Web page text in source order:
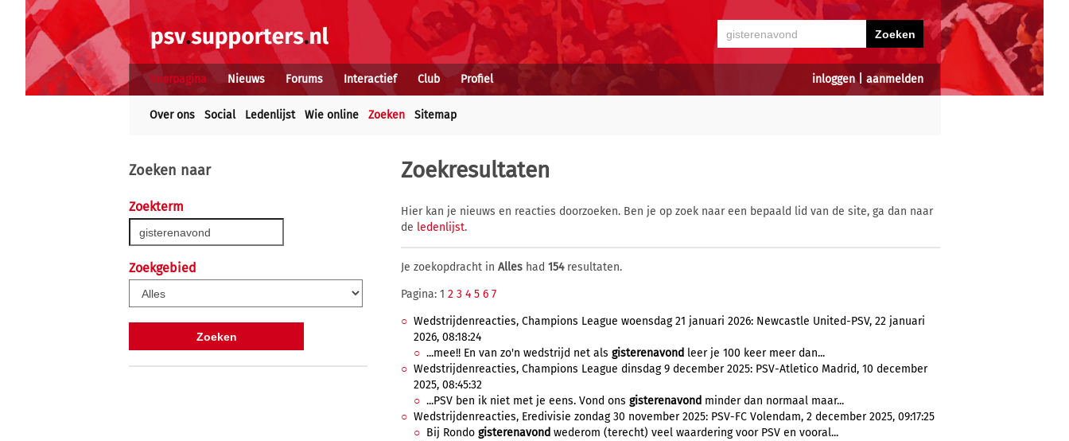
inloggen| aanmelden
Voorpagina Nieuws Forums Interactief Club Profiel
Over ons Social Ledenlijst Wie online Zoeken Sitemap
Zoeken naar
Zoekterm
Zoekgebied
Zoekresultaten
Hier kan je nieuws en reacties doorzoeken. Ben je op zoek naar een bepaald lid van de site, ga dan naar
de ledenlijst.
Je zoekopdracht in Alles had 154resultaten.
Pagina: 1 2 3 4 5 6 7
Wedstrijdenreacties, Champions League woensdag 21 januari 2026: Newcastle United-PSV, 22 januari
2026, 08:18:24
...mee!! En van zo'n wedstrijd net als gisterenavond leer je 100 keer meer dan...
Wedstrijdenreacties, Champions League dinsdag 9 december 2025: PSV-Atletico Madrid, 10 december
2025, 08:45:32
...PSV ben ik niet met je eens. Vond ons gisterenavond minder dan normaal maar...
Wedstrijdenreacties, Eredivisie zondag 30 november 2025: PSV-FC Volendam, 2 december 2025, 09:17:25
Bij Rondo gisterenavond wederom (terecht) veel waardering voor PSV en vooral...